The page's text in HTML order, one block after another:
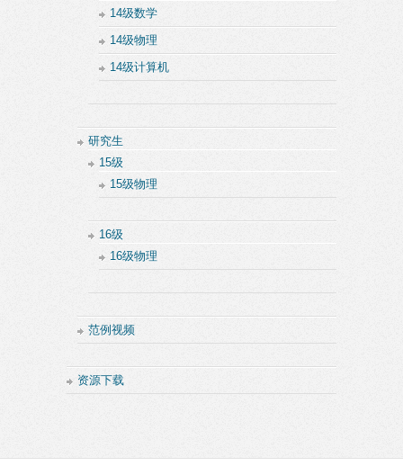
14级数学
14级物理
14级计算机
研究生
15级
15级物理
16级
16级物理
范例视频
资源下载